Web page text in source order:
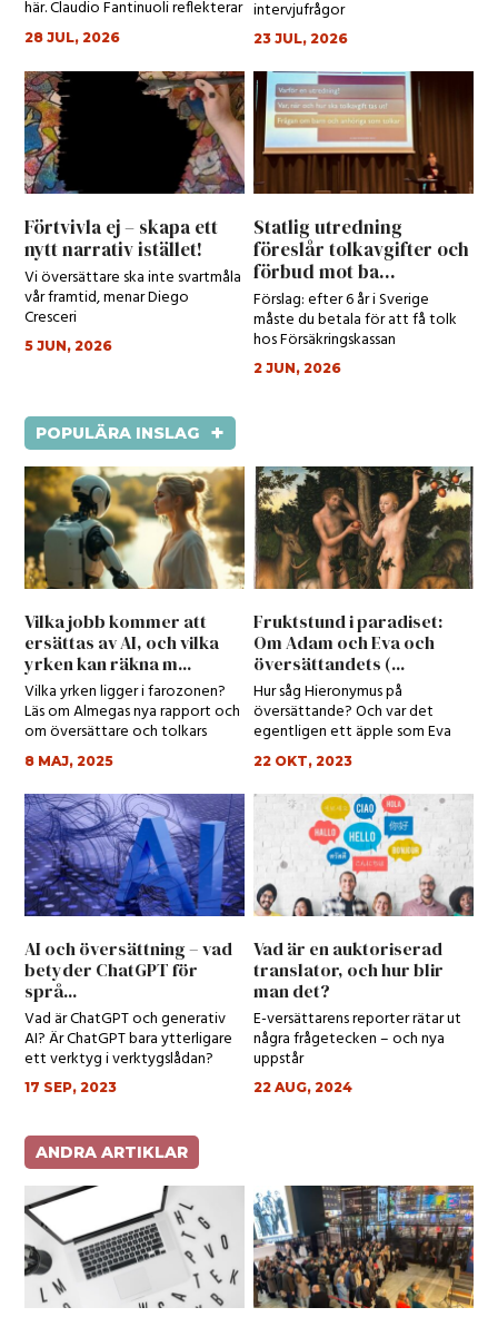
här. Claudio Fantinuoli reflekterar
kring den.
28 JUL, 2026
intervjufrågor
23 JUL, 2026
Förtvivla ej – skapa ett
nytt narrativ istället!
Vi översättare ska inte svartmåla
vår framtid, menar Diego
Cresceri
5 JUN, 2026
Statlig utredning
föreslår tolkavgifter och
förbud mot ba...
Förslag: efter 6 år i Sverige
måste du betala för att få tolk
hos Försäkringskassan
2 JUN, 2026
POPULÄRA INSLAG +
Vilka jobb kommer att
ersättas av AI, och vilka
yrken kan räkna m...
Vilka yrken ligger i farozonen?
Läs om Almegas nya rapport och
om översättare och tolkars
spådda yrk...
8 MAJ, 2025
Fruktstund i paradiset:
Om Adam och Eva och
översättandets (...
Hur såg Hieronymus på
översättande? Och var det
egentligen ett äpple som Eva
åt?
22 OKT, 2023
AI och översättning – vad
betyder ChatGPT för
språ...
Vad är ChatGPT och generativ
AI? Är ChatGPT bara ytterligare
ett verktyg i verktygslådan?
17 SEP, 2023
Vad är en auktoriserad
translator, och hur blir
man det?
E-versättarens reporter rätar ut
några frågetecken – och nya
uppstår
22 AUG, 2024
ANDRA ARTIKLAR